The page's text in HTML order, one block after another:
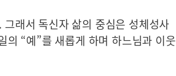
래서 독신자 삶의 중심은 성체성사
의 “예”를 새롭게 하며 하느님과 이웃